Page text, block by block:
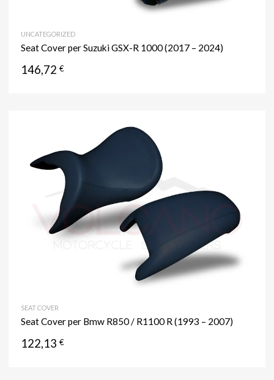
UNCATEGORIZED
Seat Cover per Suzuki GSX-R 1000 (2017 – 2024)
146,72 €
SEAT COVER
Seat Cover per Bmw R850 / R1100 R (1993 – 2007)
122,13 €